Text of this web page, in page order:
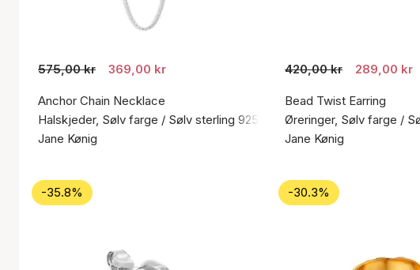
575,00 kr 369,00 kr
Anchor Chain Necklace
Halskjeder, Sølv farge / Sølv sterling 925
Jane Kønig
420,00 kr 289,00 kr
Bead Twist Earring
Øreringer, Sølv farge /
Jane Kønig
-35.8% -30.3%